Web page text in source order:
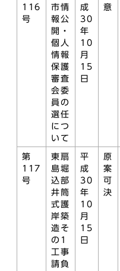
116
号
市情
報公
開・
個人
情報
保護
審査
会委
員の
選任
につ
いて
成
30
年
10
月
15
日
意
第
117
号
東扇
島堀
込部
井筒
式護
岸築
造そ
の1
工事
請負
平
成
30
年
10
月
15
日
原
案
可
決